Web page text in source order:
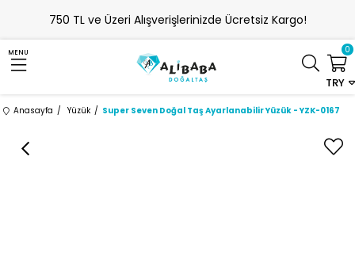
750 TL ve Üzeri Alışverişlerinizde Ücretsiz Kargo!
MENU
TRY
0
Anasayfa Yüzük Super Seven Doğal Taş Ayarlanabilir Yüzük - YZK-0167